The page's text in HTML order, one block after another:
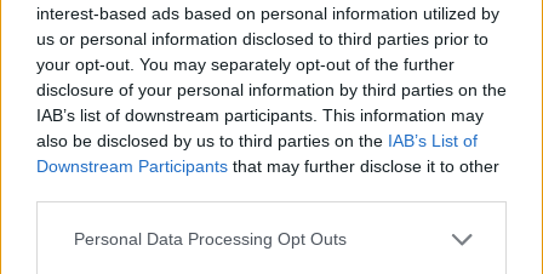
interest-based ads based on personal information utilized by
us or personal information disclosed to third parties prior to
your opt-out. You may separately opt-out of the further
disclosure of your personal information by third parties on the
IAB’s list of downstream participants. This information may
also be disclosed by us to third parties on the IAB’s List of
Downstream Participants that may further disclose it to other
Personal Data Processing Opt Outs
Telewizyjnej i Filmowej oraz redakcji filmowych czytają i
opiniują scenariusze napływające od producentów
zewnętrznych. I jak przyznaje, taką właśnie perłą jest
“Ranczo”